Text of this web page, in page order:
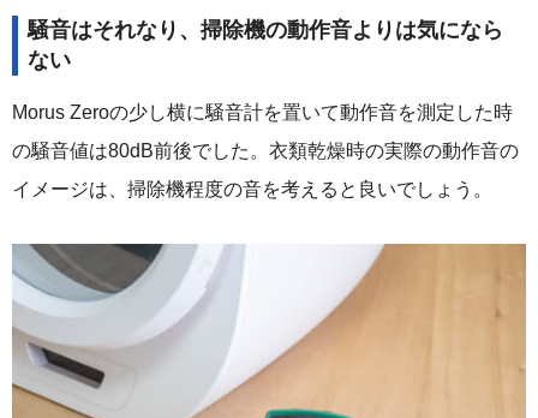
騒音はそれなり、掃除機の動作音よりは気になら
ない
Morus Zeroの少し横に騒音計を置いて動作音を測定した時
の騒音値は80dB前後でした。衣類乾燥時の実際の動作音の
イメージは、掃除機程度の音を考えると良いでしょう。